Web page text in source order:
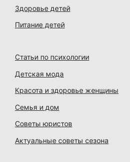
Здоровье детей
Питание детей
Статьи по психологии
Детская мода
Красота и здоровье женщины
Семья и дом
Советы юристов
Актуальные советы сезона